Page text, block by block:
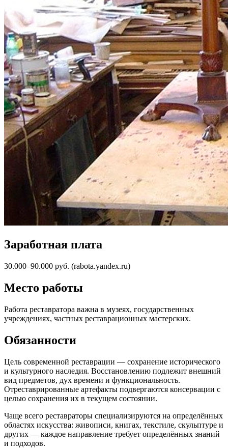
Заработная плата
30.000–90.000 руб. (rabota.yandex.ru)
Место работы
Работа реставратора важна в музеях, государственных
учреждениях, частных реставрационных мастерских.
Обязанности
Цель современной реставрации — сохранение исторического
и культурного наследия. Восстановлению подлежит внешний
вид предметов, дух времени и функциональность.
Отреставрированные артефакты подвергаются консервации с
целью сохранения их в текущем состоянии.
Чаще всего реставраторы специализируются на определённых
областях искусства: живописи, книгах, текстиле, скульптуре и
других — каждое направление требует определённых знаний
и подходов.